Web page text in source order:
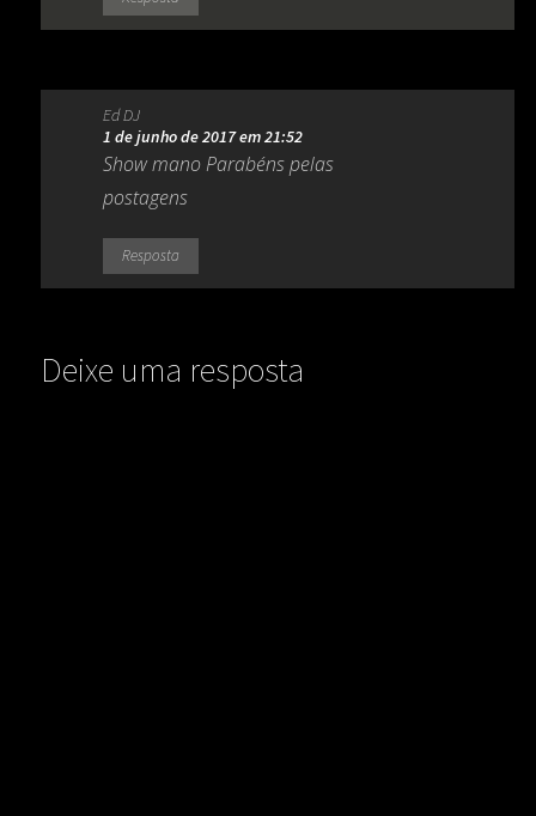
Ed DJ
1 de junho de 2017 em 21:52
Show mano Parabéns pelas
postagens
Resposta
Deixe uma resposta